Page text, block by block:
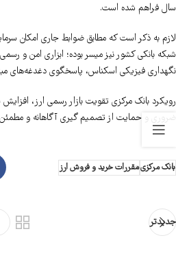
سال فراهم شده است.
لازم به ذکر است که مطابق ضوابط جاری امکان
شبکه بانکی کشور نیز میسر بوده؛ ابزاری امن و
نگهداری فیزیکی اسکناس، پاسخگوی دغدغه‌های
رویکرد بانک مرکزی تقویت بازار رسمی ارز،
ضروری و حمایت از تصمیم گیری آگاهانه و
بانک مرکزیمقررات خرید و فروش ارز
جدیدتر